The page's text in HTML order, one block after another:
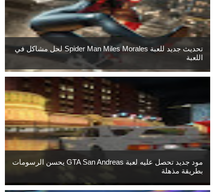
تحديث جديد للعبة Spider Man Miles Morales لحل مشاكل في
اللعبة
مود جديد تحصل عليه لعبة GTA San Andreas يحسن الرسومات
بطريقة مذهلة